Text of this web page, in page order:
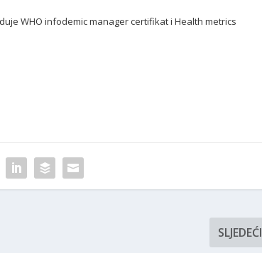
WHO infodemic manager certifikat i Health metrics
SLJEDEĆI